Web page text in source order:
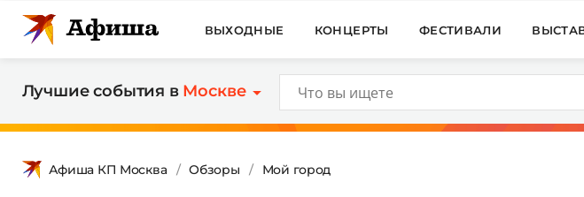
ВЫХОДНЫЕ КОНЦЕРТЫ ФЕСТИВАЛИ
Лучшие события в Москве
Афиша КП Москва Обзоры Мой город